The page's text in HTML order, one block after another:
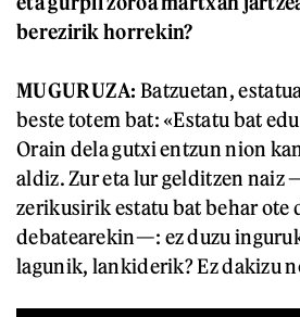
berezirik horrekin?
MUGURUZA: Batzuetan,
beste totem bat: «Estatu bat
Orain dela gutxi entzun nion
aldiz. Zur eta lur gelditzen naiz
zerikusirik estatu bat behar ote
debatearekin—: ez duzu
lagunik, lankiderik? Ez dakizu